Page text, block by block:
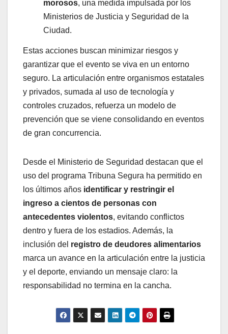
morosos, una medida impulsada por los
Ministerios de Justicia y Seguridad de la
Ciudad.
Estas acciones buscan minimizar riesgos y
garantizar que el evento se viva en un entorno
seguro. La articulación entre organismos estatales
y privados, sumada al uso de tecnología y
controles cruzados, refuerza un modelo de
prevención que se viene consolidando en eventos
de gran concurrencia.
Desde el Ministerio de Seguridad destacan que el
uso del programa Tribuna Segura ha permitido en
los últimos años identificar y restringir el
ingreso a cientos de personas con
antecedentes violentos, evitando conflictos
dentro y fuera de los estadios. Además, la
inclusión del registro de deudores alimentarios
marca un avance en la articulación entre la justicia
y el deporte, enviando un mensaje claro: la
responsabilidad no termina en la cancha.